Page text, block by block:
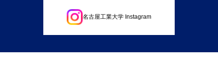
名古屋工業大学 Instagram